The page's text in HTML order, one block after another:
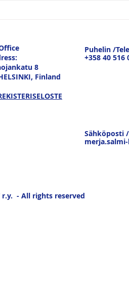
8
Finland
Puhelin /
+358 40 516
Sähköposti
r.y. - All rights reserved